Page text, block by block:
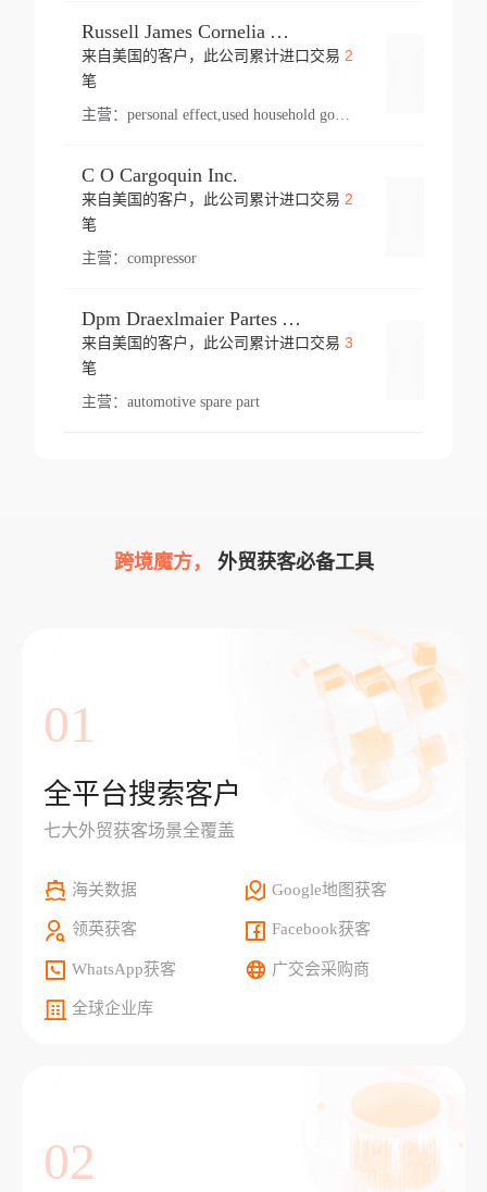
Russell James Cornelia Arlington Va
来自美国的客户，此公司累计进口交易 2
笔
主营： personal effect,used household goods
C O Cargoquin Inc.
来自美国的客户，此公司累计进口交易 2
笔
主营： compressor
Dpm Draexlmaier Partes Automotrices Corr Ind Huejotzingo
来自美国的客户，此公司累计进口交易 3
笔
主营： automotive spare part
跨境魔方， 外贸获客必备工具
01
全平台搜索客户
七大外贸获客场景全覆盖
海关数据 Google地图获客
领英获客 Facebook获客
WhatsApp获客 广交会采购商
全球企业库
02